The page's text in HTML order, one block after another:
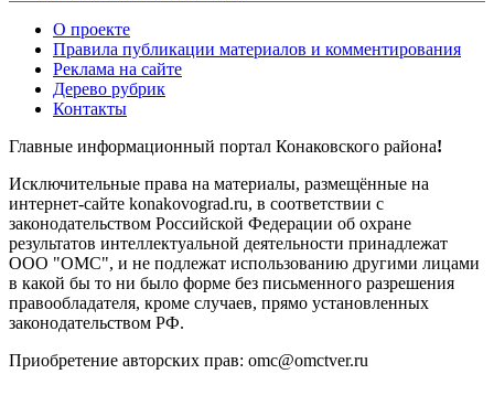
О проекте
Правила публикации материалов и комментирования
Реклама на сайте
Дерево рубрик
Контакты
Главные информационный портал Конаковского района!
Исключительные права на материалы, размещённые на
интернет-сайте konakovograd.ru, в соответствии с
законодательством Российской Федерации об охране
результатов интеллектуальной деятельности принадлежат
ООО "ОМС", и не подлежат использованию другими лицами
в какой бы то ни было форме без письменного разрешения
правообладателя, кроме случаев, прямо установленных
законодательством РФ.
Приобретение авторских прав: omc@omctver.ru